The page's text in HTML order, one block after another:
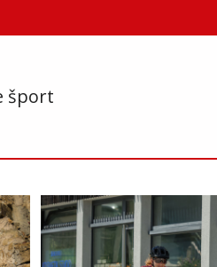
šport